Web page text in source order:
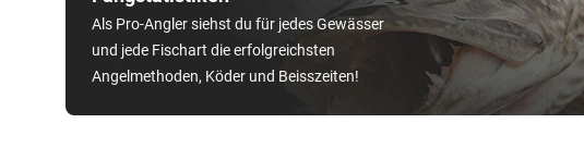
Als Pro-Angler siehst du für jedes Gewässer
und jede Fischart die erfolgreichsten
Angelmethoden, Köder und Beisszeiten!